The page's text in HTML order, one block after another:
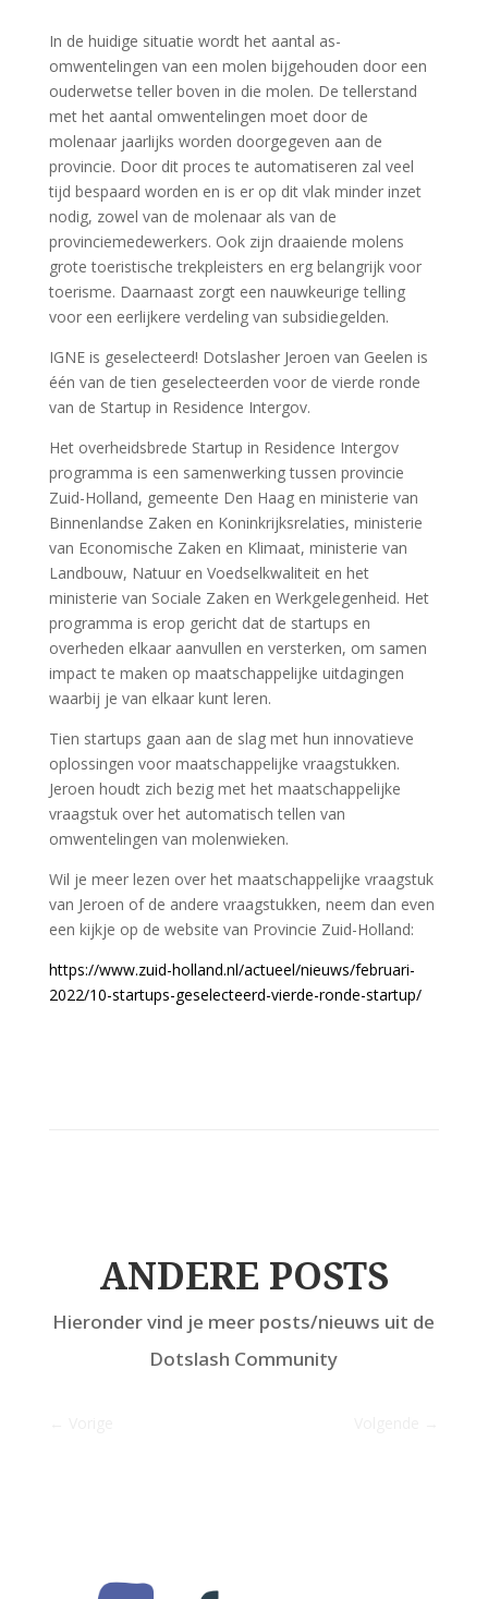
In de huidige situatie wordt het aantal as-
omwentelingen van een molen bijgehouden door een
ouderwetse teller boven in die molen. De tellerstand
met het aantal omwentelingen moet door de
molenaar jaarlijks worden doorgegeven aan de
provincie. Door dit proces te automatiseren zal veel
tijd bespaard worden en is er op dit vlak minder inzet
nodig, zowel van de molenaar als van de
provinciemedewerkers. Ook zijn draaiende molens
grote toeristische trekpleisters en erg belangrijk voor
toerisme. Daarnaast zorgt een nauwkeurige telling
voor een eerlijkere verdeling van subsidiegelden.
IGNE is geselecteerd! Dotslasher Jeroen van Geelen is
één van de tien geselecteerden voor de vierde ronde
van de Startup in Residence Intergov.
Het overheidsbrede Startup in Residence Intergov
programma is een samenwerking tussen provincie
Zuid-Holland, gemeente Den Haag en ministerie van
Binnenlandse Zaken en Koninkrijksrelaties, ministerie
van Economische Zaken en Klimaat, ministerie van
Landbouw, Natuur en Voedselkwaliteit en het
ministerie van Sociale Zaken en Werkgelegenheid. Het
programma is erop gericht dat de startups en
overheden elkaar aanvullen en versterken, om samen
impact te maken op maatschappelijke uitdagingen
waarbij je van elkaar kunt leren.
Tien startups gaan aan de slag met hun innovatieve
oplossingen voor maatschappelijke vraagstukken.
Jeroen houdt zich bezig met het maatschappelijke
vraagstuk over hetautomatisch tellen van
omwentelingen van molenwieken.
Wil je meer lezen over het maatschappelijke vraagstuk
van Jeroen of de andere vraagstukken, neem dan even
een kijkje op de website van Provincie Zuid-Holland:
https://www.zuid-holland.nl/actueel/nieuws/februari-
2022/10-startups-geselecteerd-vierde-ronde-startup/
ANDERE POSTS
Hieronder vind je meer posts/nieuws uit de
Dotslash Community